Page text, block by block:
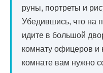
руны, портреты и
Убедившись, что на
идите в большой
комнату офицеров и
комнате вам нужно